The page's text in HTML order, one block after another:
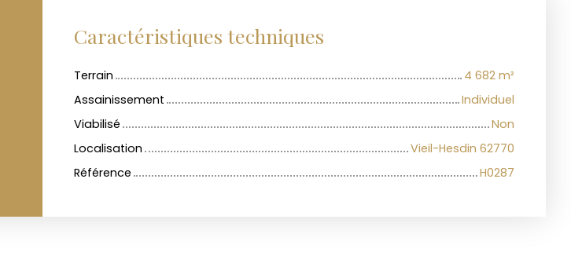
Caractéristiques techniques
Terrain 4 682 m²
Assainissement
Individuel
Viabilisé
Non
Localisation
Vieil-Hesdin 62770
Référence
H0287